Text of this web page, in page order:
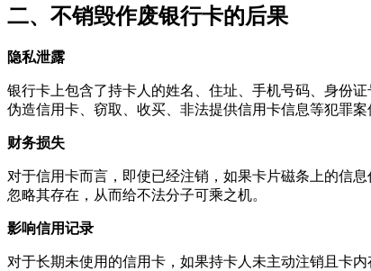
二、不销毁作废银行卡的后果
‌隐私泄露‌
银行卡上包含了持卡人的姓名、住址、手机号码、身份
伪造信用卡、窃取、收买、非法提供信用卡信息等犯罪
‌财务损失‌
对于信用卡而言，即使已经注销，如果卡片磁条上的信
忽略其存在，从而给不法分子可乘之机。
‌影响信用记录‌
对于长期未使用的信用卡，如果持卡人未主动注销且卡